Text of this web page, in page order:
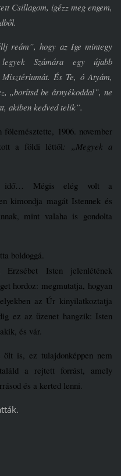
Csillagom, igézz meg engem,
reám”, hogy az Ige mintegy
Számára egy újabb
És Te, ó Atyám,
„borítsd be árnyékoddal”, ne
akiben kedved telik”.
1906. november
a földi léttől: „Megyek a
idő… Mégis elég volt a
kimondja magát Istennek és
mint valaha is gondolta
boldoggá.
Erzsébet Isten jelenlétének
hordoz: megmutatja, hogyan
az Úr kinyilatkoztatja
ez az üzenet hangzik: Isten
és vár.
is, ez tulajdonképpen nem
a rejtett forrást, amely
és a kerted lenni.